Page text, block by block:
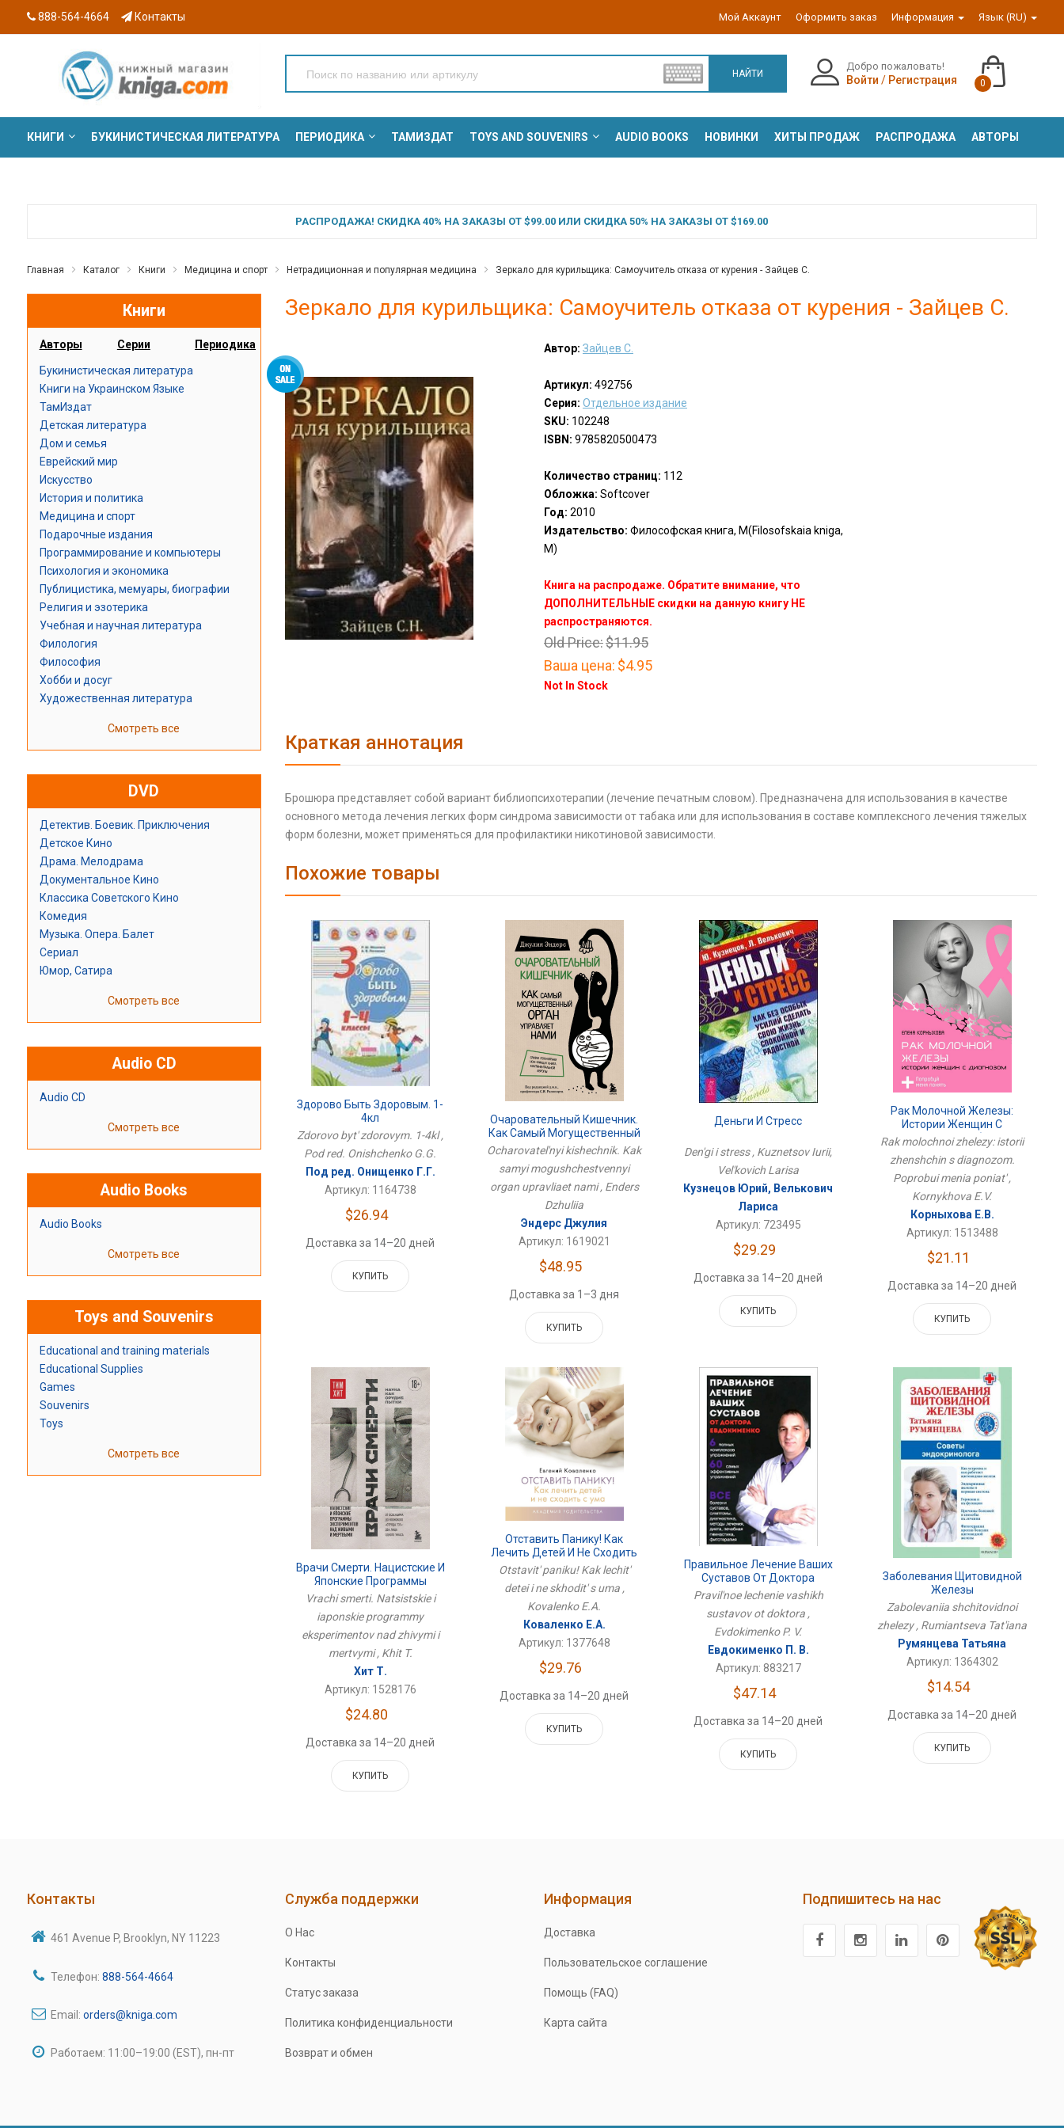
888-564-4664 Контакты Мой Аккаунт Оформить заказ Информация Язык (RU)
НАЙТИ
Добро пожаловать!
Войти / Регистрация 0
КНИГИ БУКИНИСТИЧЕСКАЯ ЛИТЕРАТУРА ПЕРИОДИКА ТАМИЗДАТ TOYS AND SOUVENIRS AUDIO BOOKS НОВИНКИ ХИТЫ ПРОДАЖ РАСПРОДАЖА АВТОРЫ
РАСПРОДАЖА! СКИДКА 40% НА ЗАКАЗЫ ОТ $99.00 ИЛИ СКИДКА 50% НА ЗАКАЗЫ ОТ $169.00
Главная Каталог Книги Медицина и спорт Нетрадиционная и популярная медицина Зеркало для курильщика: Самоучитель отказа от курения - Зайцев С.
Книги
Авторы Серии Периодика
Букинистическая литература
Книги на Украинском Языке
ТамИздат
Детская литература
Дом и семья
Еврейский мир
Искусство
История и политика
Медицина и спорт
Подарочные издания
Программирование и компьютеры
Психология и экономика
Публицистика, мемуары, биографии
Религия и эзотерика
Учебная и научная литература
Филология
Философия
Хобби и досуг
Художественная литература
Смотреть все
DVD
Детектив. Боевик. Приключения
Детское Кино
Драма. Мелодрама
Документальное Кино
Классика Советского Кино
Комедия
Музыка. Опера. Балет
Сериал
Юмор, Сатира
Смотреть все
Audio CD
Audio CD
Смотреть все
Audio Books
Audio Books
Смотреть все
Toys and Souvenirs
Educational and training materials
Educational Supplies
Games
Souvenirs
Toys
Смотреть все
Зеркало для курильщика: Самоучитель отказа от курения - Зайцев С.
Автор: Зайцев С.
Артикул: 492756
Серия: Отдельное издание
SKU: 102248
ISBN: 9785820500473
Количество страниц: 112
Обложка: Softcover
Год: 2010
Издательство: Философская книга, М(Filosofskaia kniga,
M)
Книга на распродаже. Обратите внимание, что
ДОПОЛНИТЕЛЬНЫЕ скидки на данную книгу НЕ
распространяются.
Old Price:$11.95
Ваша цена: $4.95
Not In Stock
Краткая аннотация
Брошюра представляет собой вариант библиопсихотерапии (лечение печатным словом). Предназначена для использования в качестве
основного метода лечения легких форм синдрома зависимости от табака или для использования в составе комплексного лечения тяжелых
форм болезни, может применяться для профилактики никотиновой зависимости.
Похожие товары
Здорово Быть Здоровым. 1-
4кл
Zdorovo byt' zdorovym. 1-4kl ,
Pod red. Onishchenko G.G.
Под ред. Онищенко Г.Г.
Артикул: 1164738
$26.94
Доставка за 14–20 дней
КУПИТЬ
Очаровательный Кишечник.
Как Самый Могущественный
Орган Управляет Нами
Ocharovatel'nyi kishechnik. Kak
samyi mogushchestvennyi
organ upravliaet nami , Enders
Dzhuliia
Эндерс Джулия
Артикул: 1619021
$48.95
Доставка за 1–3 дня
КУПИТЬ
Деньги И Стресс
Den'gi i stress , Kuznetsov Iurii,
Vel'kovich Larisa
Кузнецов Юрий, Велькович
Лариса
Артикул: 723495
$29.29
Доставка за 14–20 дней
КУПИТЬ
Рак Молочной Железы:
Истории Женщин С
Диагнозом. Попробуй Меня
Rak molochnoi zhelezy: istorii
zhenshchin s diagnozom.
Poprobui menia poniat' ,
Kornykhova E.V.
Корныхова Е.В.
Артикул: 1513488
$21.11
Доставка за 14–20 дней
КУПИТЬ
Врачи Смерти. Нацистские И
Японские Программы
Экспериментов Над Живыми
Vrachi smerti. Natsistskie i
iaponskie programmy
eksperimentov nad zhivymi i
mertvymi , Khit T.
Хит Т.
Артикул: 1528176
$24.80
Доставка за 14–20 дней
КУПИТЬ
Отставить Панику! Как
Лечить Детей И Не Сходить
С Ума
Otstavit' paniku! Kak lechit'
detei i ne skhodit' s uma ,
Kovalenko E.A.
Коваленко Е.А.
Артикул: 1377648
$29.76
Доставка за 14–20 дней
КУПИТЬ
Правильное Лечение Ваших
Суставов От Доктора
Pravil'noe lechenie vashikh
sustavov ot doktora ,
Evdokimenko P. V.
Евдокименко П. В.
Артикул: 883217
$47.14
Доставка за 14–20 дней
КУПИТЬ
Заболевания Щитовидной
Железы
Zabolevaniia shchitovidnoi
zhelezy , Rumiantseva Tat'iana
Румянцева Татьяна
Артикул: 1364302
$14.54
Доставка за 14–20 дней
КУПИТЬ
Контакты
461 Avenue P, Brooklyn, NY 11223
Телефон: 888-564-4664
Email: orders@kniga.com
Работаем: 11:00–19:00 (EST), пн-пт
Служба поддержки
О Нас
Контакты
Статус заказа
Политика конфиденциальности
Возврат и обмен
Информация
Доставка
Пользовательское соглашение
Помощь (FAQ)
Карта сайта
Подпишитесь на нас